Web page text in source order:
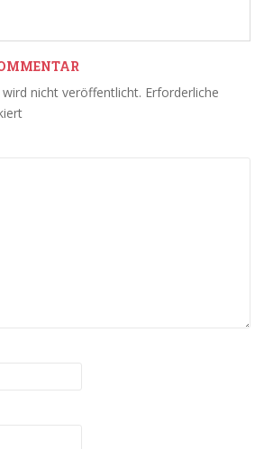
nicht veröffentlicht. Erforderliche